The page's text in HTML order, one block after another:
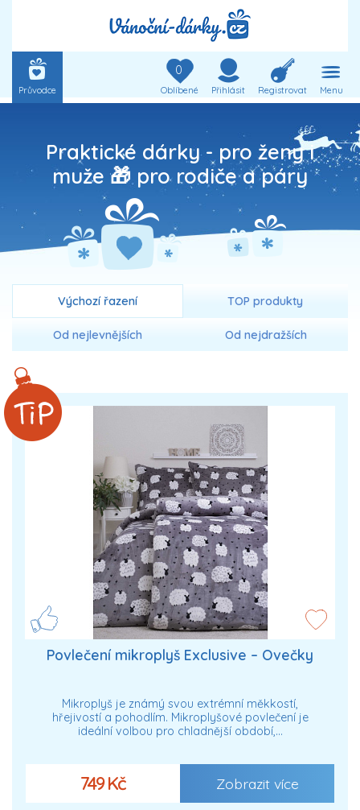
Průvodce
0
Oblíbené Přihlásit Registrovat Menu
Praktické dárky - pro ženy i
muže 🎁 pro rodiče a páry
Výchozí řazení TOP produkty
Od nejlevnějších Od nejdražších
Povlečení mikroplyš Exclusive – Ovečky
Mikroplyš je známý svou extrémní měkkostí,
hřejivostí a pohodlím. Mikroplyšové povlečení je
ideální volbou pro chladnější období,…
749 Kč Zobrazit více